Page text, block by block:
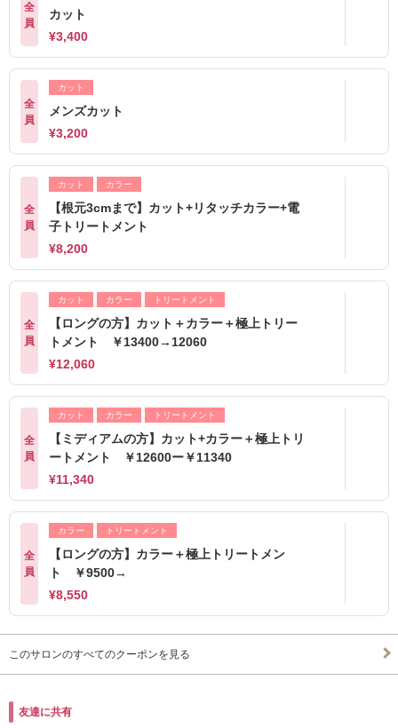
全
員
カット
¥3,400
全
員
カット
メンズカット
¥3,200
全
員
カット カラー
【根元3cmまで】カット+リタッチカラー+電
子トリートメント
¥8,200
全
員
カット カラー トリートメント
【ロングの方】カット＋カラー＋極上トリー
トメント ￥13400→12060
¥12,060
全
員
カット カラー トリートメント
【ミディアムの方】カット+カラー＋極上トリ
ートメント ￥12600ー￥11340
¥11,340
全
員
カラー トリートメント
【ロングの方】カラー＋極上トリートメン
ト ￥9500→
¥8,550
このサロンのすべてのクーポンを見る
友達に共有